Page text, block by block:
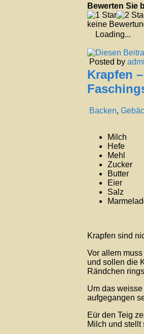
Bewerten Sie
keine
Loading...
Posted by
Krapfen
Backen,
Milch
Hefe
Mehl
Zucker
Butter
Eier
Salz
Krapfen sind
Vor allem
und sollen die
Rändchen
Um das
aufgegangen
Eür den Teig
Milch und stellt